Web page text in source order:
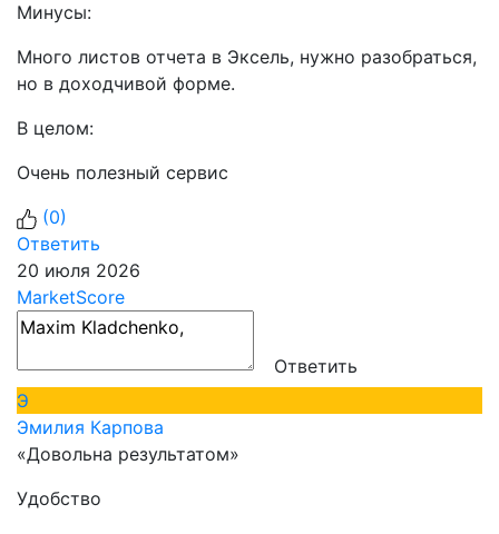
Минусы:
Много листов отчета в Эксель, нужно разобраться,
но в доходчивой форме.
В целом:
Очень полезный сервис
(0)
Ответить
20 июля 2026
MarketScore
Ответить
Э
Эмилия Карпова
«Довольна результатом»
Удобство